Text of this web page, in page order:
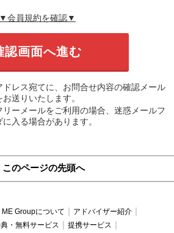
▼会員規約を確認▼
レス宛てに、お問合せ内容の確認メール
お送りいたします。
ーメールをご利用の場合、迷惑メールフ
に入る場合があります。
このページの先頭へ
ME Groupについて
アドバイザー紹介
・無料サービス
提携サービス